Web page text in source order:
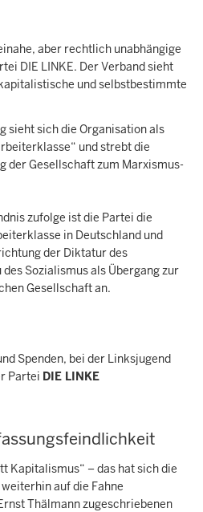
aber rechtlich unabhängige
DIE LINKE. Der Verband sieht
und selbstbestimmte
sieht sich die Organisation als
und strebt die
der Gesellschaft zum Marxismus-
zufolge ist die Partei die
in Deutschland und
der Diktatur des
Sozialismus als Übergang zur
Gesellschaft an.
Spenden, bei der Linksjugend
Partei DIE LINKE
Kapitalismus“ – das hat sich die
weiterhin auf die Fahne
Thälmann zugeschriebenen